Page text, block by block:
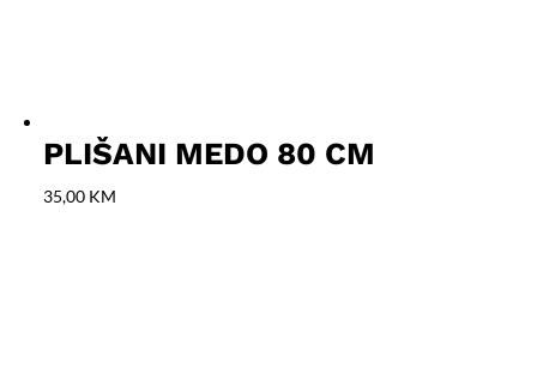
PLIŠANI MEDO 80 CM
35,00 KM